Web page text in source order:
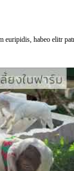
euripidis, habeo elitr